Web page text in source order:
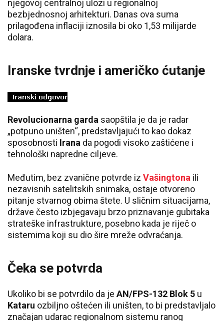
njegovoj centralnoj ulozi u regionalnoj
bezbjednosnoj arhitekturi. Danas ova suma
prilagođena inflaciji iznosila bi oko 1,53 milijarde
dolara.
Iranske tvrdnje i američko ćutanje
Revolucionarna garda saopštila je da je radar
„potpuno uništen“, predstavljajući to kao dokaz
sposobnosti Irana da pogodi visoko zaštićene i
tehnološki napredne ciljeve.
Međutim, bez zvanične potvrde iz Vašingtona ili
nezavisnih satelitskih snimaka, ostaje otvoreno
pitanje stvarnog obima štete. U sličnim situacijama,
države često izbjegavaju brzo priznavanje gubitaka
strateške infrastrukture, posebno kada je riječ o
sistemima koji su dio šire mreže odvraćanja.
Čeka se potvrda
Ukoliko bi se potvrdilo da je AN/FPS-132 Blok 5 u
Kataru ozbiljno oštećen ili uništen, to bi predstavljalo
značajan udarac regionalnom sistemu ranog